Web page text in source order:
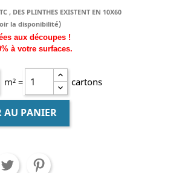
, DES PLINTHES EXISTENT EN 10X60
la disponibilité)
aux découpes !
àvotre surfaces.
m² = cartons
AU PANIER